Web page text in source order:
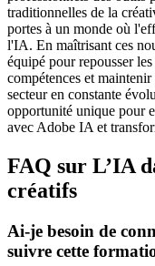
traditionnelles de la
portes à un monde où
l'IA. En maîtrisant ces
équipé pour repousser
compétences et
secteur en constante
opportunité unique pour
avec Adobe IA et
FAQ sur L’IA
créatifs
Ai-je besoin de
suivre cette